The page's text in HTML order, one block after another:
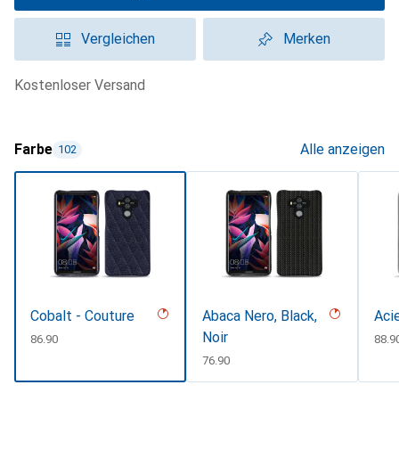
Vergleichen Merken
kostenloser Versand
Farbe 102 Alle anzeigen
Cobalt - Couture
CHF
86.90
Abaca Nero, Black,
Noir
CHF
76.90
CHF